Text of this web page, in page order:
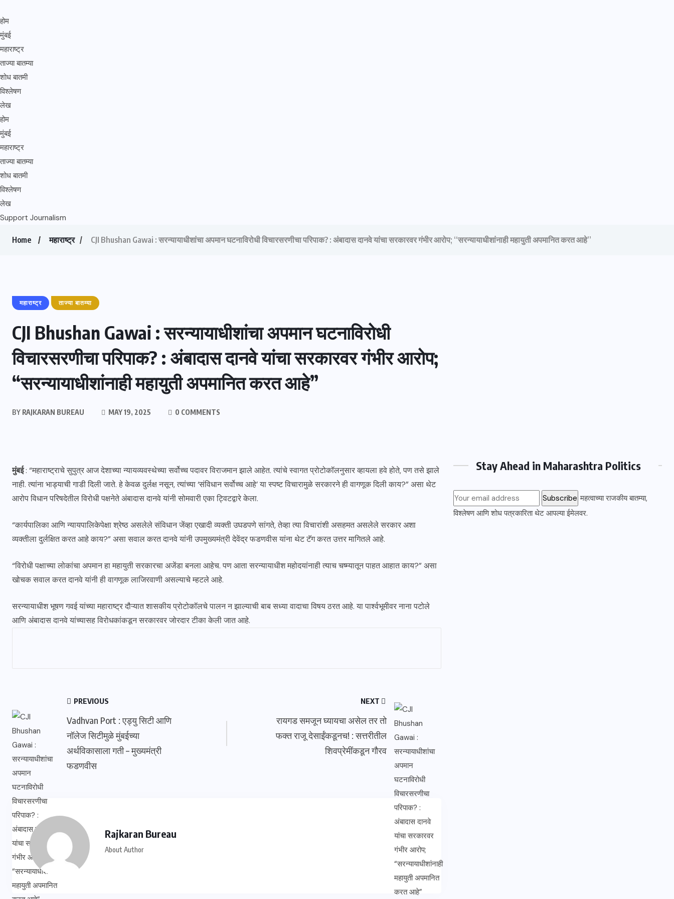
होम
मुंबई
महाराष्ट्र
ताज्या बातम्या
शोध बातमी
विश्लेषण
लेख
होम
मुंबई
महाराष्ट्र
ताज्या बातम्या
शोध बातमी
विश्लेषण
लेख
Support Journalism
Home महाराष्ट्र CJI Bhushan Gawai : सरन्यायाधीशांचा अपमान घटनाविरोधी विचारसरणीचा परिपाक? : अंबादास दानवे यांचा सरकारवर गंभीर आरोप; “सरन्यायाधीशांनाही महायुती अपमानित करत आहे”
महाराष्ट्र ताज्या बातम्या
CJI Bhushan Gawai : सरन्यायाधीशांचा अपमान घटनाविरोधी
विचारसरणीचा परिपाक? : अंबादास दानवे यांचा सरकारवर गंभीर आरोप;
“सरन्यायाधीशांनाही महायुती अपमानित करत आहे”
BY RAJKARAN BUREAU MAY 19, 2025 0 COMMENTS
मुंबई: “महाराष्ट्राचे सुपुत्र आज देशाच्या न्यायव्यवस्थेच्या सर्वोच्च पदावर विराजमान झाले आहेत. त्यांचे स्वागत प्रोटोकॉलनुसार व्हायला हवे होते, पण तसे झाले
नाही. त्यांना भाड्याची गाडी दिली जाते. हे केवळ दुर्लक्ष नसून, त्यांच्या ‘संविधान सर्वोच्च आहे’ या स्पष्ट विचारामुळे सरकारने ही वागणूक दिली काय?” असा थेट
आरोप विधान परिषदेतील विरोधी पक्षनेते अंबादास दानवे यांनी सोमवारी एका ट्विटद्वारे केला.
“कार्यपालिका आणि न्यायपालिकेपेक्षा श्रेष्ठ असलेले संविधान जेंव्हा एखादी व्यक्ती उघडपणे सांगते, तेव्हा त्या विचारांशी असहमत असलेले सरकार अशा
व्यक्तीला दुर्लक्षित करत आहे काय?” असा सवाल करत दानवे यांनी उपमुख्यमंत्री देवेंद्र फडणवीस यांना थेट टॅग करत उत्तर मागितले आहे.
“विरोधी पक्षाच्या लोकांचा अपमान हा महायुती सरकारचा अजेंडा बनला आहेच. पण आता सरन्यायाधीश महोदयांनाही त्याच चष्म्यातून पाहत आहात काय?” असा
खोचक सवाल करत दानवे यांनी ही वागणूक लाजिरवाणी असल्याचे म्हटले आहे.
सरन्यायाधीश भूषण गवई यांच्या महाराष्ट्र दौऱ्यात शासकीय प्रोटोकॉलचे पालन न झाल्याची बाब सध्या वादाचा विषय ठरत आहे. या पार्श्वभूमीवर नाना पटोले
आणि अंबादास दानवे यांच्यासह विरोधकांकडून सरकारवर जोरदार टीका केली जात आहे.
PREVIOUS
Vadhvan Port : एड्यु सिटी आणि
नॉलेज सिटीमुळे मुंबईच्या
अर्थविकासाला गती – मुख्यमंत्री
फडणवीस
NEXT
रायगड समजून घ्यायचा असेल तर तो
फक्त राजू देसाईंकडूनच! : सत्तरीतील
शिवप्रेमींकडून गौरव
Rajkaran Bureau
About Author
Stay Ahead in Maharashtra Politics
महत्वाच्या राजकीय बातम्या,
विश्लेषण आणि शोध पत्रकारिता थेट आपल्या ईमेलवर.